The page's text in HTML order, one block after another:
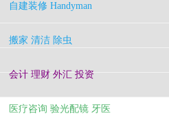
自建装修 Handyman
搬家 清洁 除虫
会计 理财 外汇 投资
医疗咨询 验光配镜 牙医